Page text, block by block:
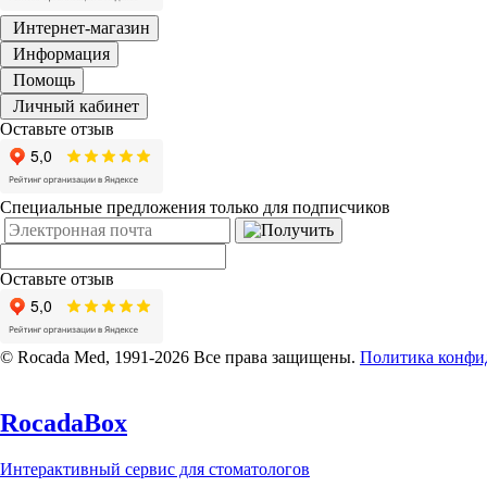
Интернет-магазин
Информация
Помощь
Личный кабинет
Оставьте отзыв
Специальные предложения только для подписчиков
Оставьте отзыв
© Rocada Med, 1991-2026 Все права защищены. Политика
RocadaBox
Интерактивный сервис для стоматологов